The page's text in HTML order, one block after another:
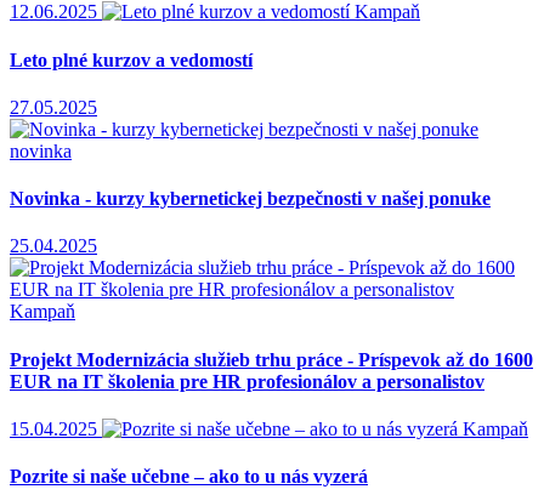
12.06.2025 Kampaň
Leto plné kurzov a vedomostí
27.05.2025
novinka
Novinka - kurzy kybernetickej bezpečnosti v našej ponuke
25.04.2025
Kampaň
Projekt Modernizácia služieb trhu práce - Príspevok až do 1600
EUR na IT školenia pre HR profesionálov a personalistov
15.04.2025 Kampaň
Pozrite si naše učebne – ako to u nás vyzerá